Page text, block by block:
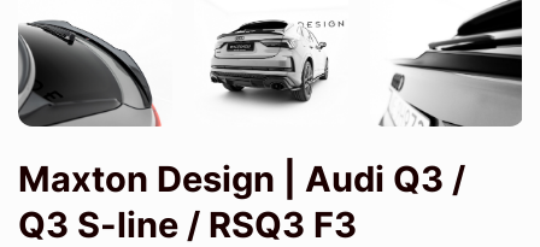
Maxton Design | Audi Q3 /
Q3 S-line / RSQ3 F3